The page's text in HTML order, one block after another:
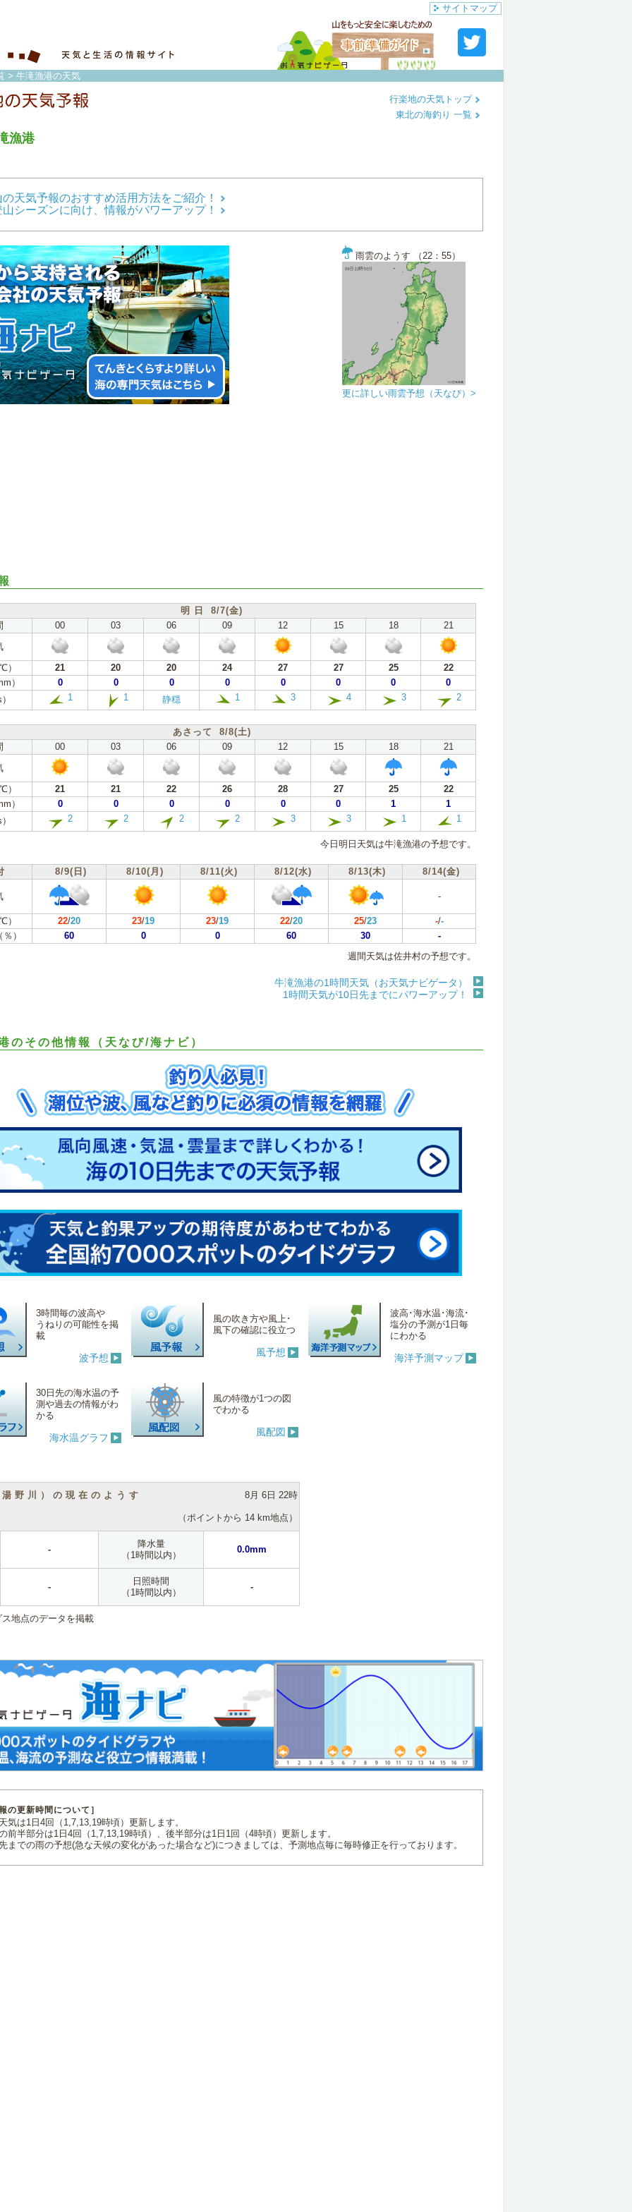
サイトマップ
> 牛滝漁港の天気
漁港
行楽地の天気トップ
東北の海釣り 一覧
天気予報のおすすめ活用方法をご紹介！
シーズンに向け、情報がパワーアップ！
雨雲のようす （22：55）
更に詳しい雨雲予想（天なび）>
明 日 8/7(金)
00 03 06 09 12 15 18
21
21 20 20 24 27 27 25
22
）
0 0 0 0 0 0 0
0
1 1 静穏 1 3 4 3 2
あさって 8/8(土)
00 03 06 09 12 15 18
21
21 21 22 26 28 27 25
22
）
0 0 0 0 0 0 1
1
2 2 2 2 3 3 1 1
今日明日天気は牛滝漁港の予想です。
8/9(日) 8/10(月) 8/11(火) 8/12(水) 8/13(木) 8/14(金)
-
22/20 23/19 23/19 22/20 25/23 -/-
）
60 0 0 60 30
-
週間天気は佐井村の予想です。
牛滝漁港の1時間天気（お天気ナビゲータ）
1時間天気が10日先までにパワーアップ！
のその他情報（天なび/海ナビ）
3時間毎の波高や
うねりの可能性を掲
載
波予想
風の吹き方や風上･
風下の確認に役立つ
風予想
波高･海水温･海流･
塩分の予測が1日毎
にわかる
海洋予測マップ
30日先の海水温の予
測や過去の情報がわ
かる
海水温グラフ
風の特徴が1つの図
でわかる
風配図
野川）の現在のようす 8月 6日 22時
（ポイントから 14 km地点）
-
降水量
（1時間以内）
0.0mm
-
日照時間
（1時間以内）
-
地点のデータを掲載
の更新時間について］
気は1日4回（1,7,13,19時頃）更新します。
前半部分は1日4回（1,7,13,19時頃）、後半部分は1日1回（4時頃）更新します。
までの雨の予想(急な天候の変化があった場合など)につきましては、予測地点毎に毎時修正を行っております。